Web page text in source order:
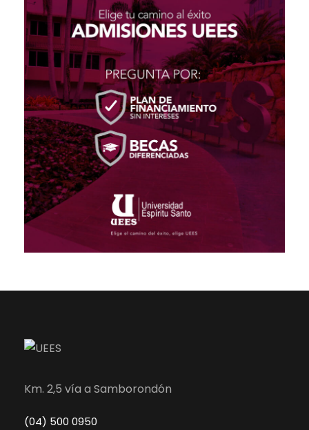
Km. 2,5 vía a Samborondón
(04) 500 0950